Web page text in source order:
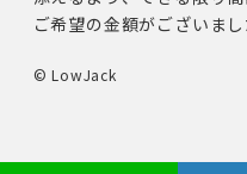
ご希望の金額がございま
© LowJack